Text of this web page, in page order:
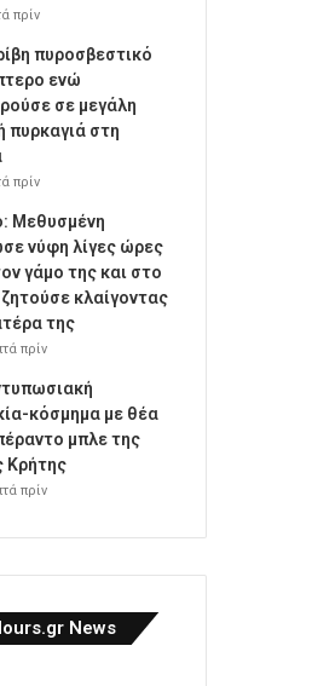
πρίν
πυροσβεστικό
ενώ
σε μεγάλη
πυρκαγιά στη
πρίν
Μεθυσμένη
νύφη λίγες ώρες
γάμο της και στο
κλαίγοντας
της
πρίν
κόσμημα με θέα
μπλε της
Κρήτης
πρίν
News